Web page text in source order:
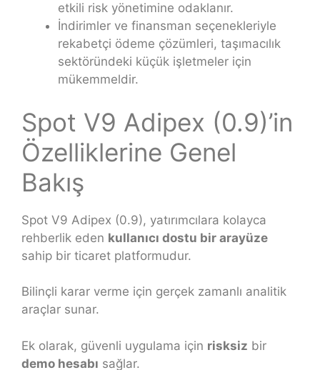
etkili risk yönetimine odaklanır.
İndirimler ve finansman seçenekleriyle
rekabetçi ödeme çözümleri, taşımacılık
sektöründeki küçük işletmeler için
mükemmeldir.
Spot V9 Adipex (0.9)’in
Özelliklerine Genel
Bakış
Spot V9 Adipex (0.9), yatırımcılara kolayca
rehberlik eden kullanıcı dostu bir arayüze
sahip bir ticaret platformudur.
Bilinçli karar verme için gerçek zamanlı analitik
araçlar sunar.
Ek olarak, güvenli uygulama için risksiz bir
demo hesabı sağlar.